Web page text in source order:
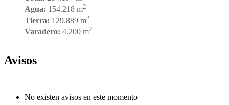
Agua: 154.218 m2
Tierra: 129.889 m2
Varadero: 4.200 m2
Avisos
No existen avisos en este momento